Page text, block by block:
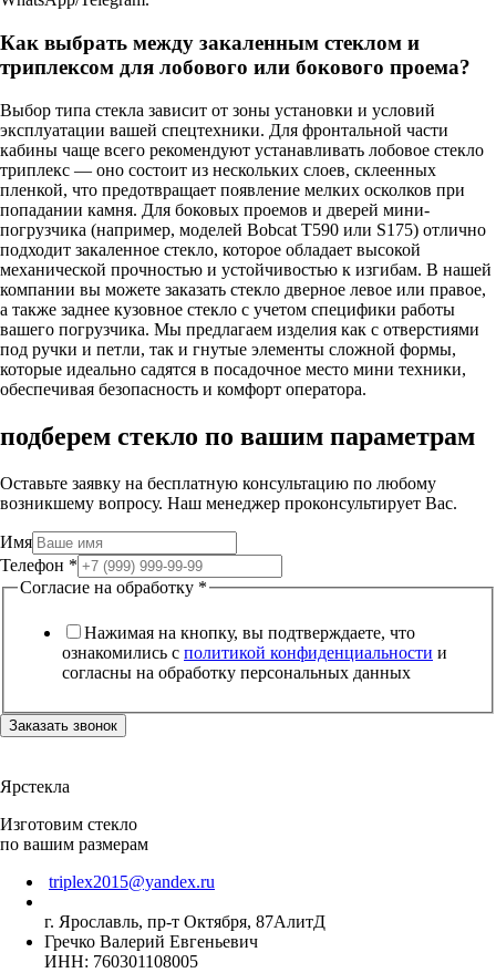
Как выбрать между закаленным стеклом и
триплексом для лобового или бокового проема?
Выбор типа стекла зависит от зоны установки и условий
эксплуатации вашей спецтехники. Для фронтальной части
кабины чаще всего рекомендуют устанавливать лобовое стекло
триплекс — оно состоит из нескольких слоев, склеенных
пленкой, что предотвращает появление мелких осколков при
попадании камня. Для боковых проемов и дверей мини-
погрузчика (например, моделей Bobcat T590 или S175) отлично
подходит закаленное стекло, которое обладает высокой
механической прочностью и устойчивостью к изгибам. В нашей
компании вы можете заказать стекло дверное левое или правое,
а также заднее кузовное стекло с учетом специфики работы
вашего погрузчика. Мы предлагаем изделия как с отверстиями
под ручки и петли, так и гнутые элементы сложной формы,
которые идеально садятся в посадочное место мини техники,
обеспечивая безопасность и комфорт оператора.
подберем стекло по вашим параметрам
Оставьте заявку на бесплатную консультацию по любому
возникшему вопросу. Наш менеджер проконсультирует Вас.
Имя
Телефон *
Согласие на обработку *
Нажимая на кнопку, вы подтверждаете, что
ознакомились с политикой конфиденциальности и
согласны на обработку персональных данных
Заказать звонок
Ярстекла
Изготовим стекло
по вашим размерам
triplex2015@yandex.ru
г. Ярославль, пр-т Октября, 87АлитД
Гречко Валерий Евгеньевич
ИНН: 760301108005